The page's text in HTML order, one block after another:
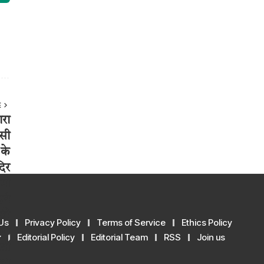
Privacy Policy Terms of Service
Ethics Policy
Editorial Policy Editorial Team RSS Join us